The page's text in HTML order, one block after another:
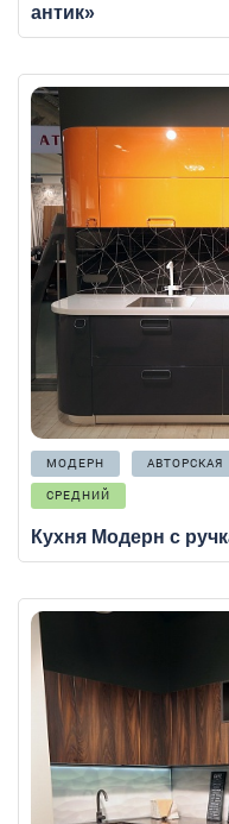
антик»
МОДЕРН АВТОРСКАЯ
СРЕДНИЙ
Кухня Модерн с